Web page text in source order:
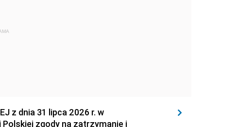
z dnia 31 lipca 2026 r. w
zgody na zatrzymanie i